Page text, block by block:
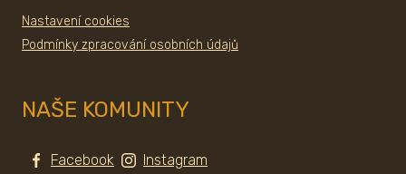
Nastavení cookies
Podmínky zpracování osobních údajů
NAŠE KOMUNITY
Facebook Instagram